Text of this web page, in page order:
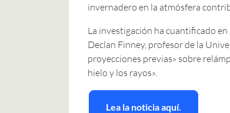
invernadero en la atmósfera
La investigación ha cuantificado
Declan Finney, profesor de la
proyecciones previas» sobre
hielo y los rayos».
Lea la noticia aquí.